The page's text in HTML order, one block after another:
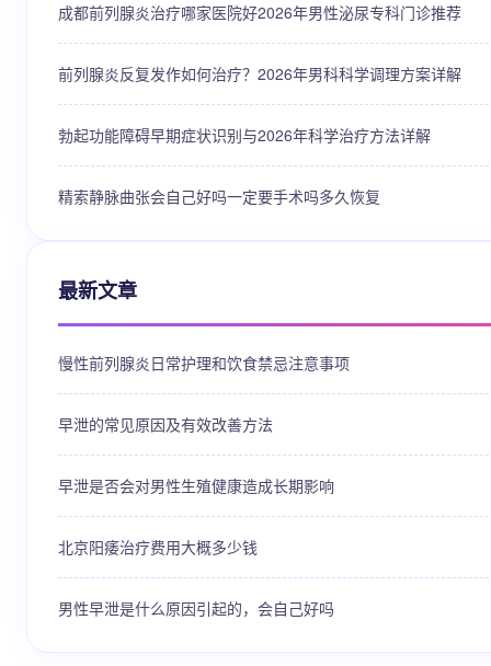
成都前列腺炎治疗哪家医院好2026年男性泌尿专科门诊推荐
前列腺炎反复发作如何治疗？2026年男科科学调理方案详解
勃起功能障碍早期症状识别与2026年科学治疗方法详解
精索静脉曲张会自己好吗一定要手术吗多久恢复
最新文章
慢性前列腺炎日常护理和饮食禁忌注意事项
早泄的常见原因及有效改善方法
早泄是否会对男性生殖健康造成长期影响
北京阳痿治疗费用大概多少钱
男性早泄是什么原因引起的，会自己好吗